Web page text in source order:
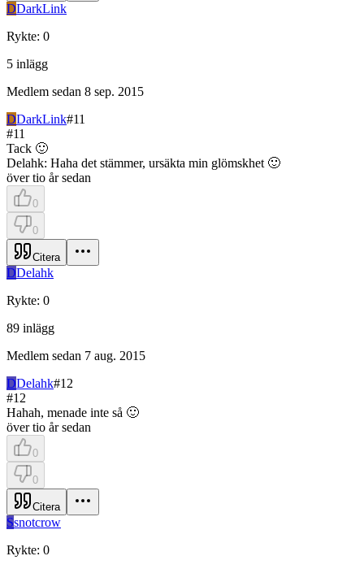
DDarkLink
Rykte: 0
5 inlägg
Medlem sedan 8 sep. 2015
DDarkLink#11
#11
Tack 🙂
Delahk: Haha det stämmer, ursäkta min glömskhet 🙂
över tio år sedan
0
0
Citera
DDelahk
Rykte: 0
89 inlägg
Medlem sedan 7 aug. 2015
DDelahk#12
#12
Hahah, menade inte så 🙂
över tio år sedan
0
0
Citera
Ssnotcrow
Rykte: 0